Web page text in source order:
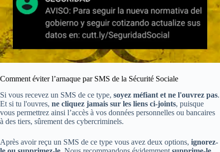
Comment éviter l’arnaque par SMS de la Sécurité Sociale
Si vous recevez un SMS de ce type, soyez méfiant et ne l'ouvrez pas.
Et si tu l'ouvres, ne cliquez jamais sur les liens ci-joints, puisque
vous permettrez ainsi l’accès à vos données personnelles ou bancaires
à des tiers, sûrement des cybercriminels.
Après avoir reçu un SMS de ce type vous avez deux options, ignorez-